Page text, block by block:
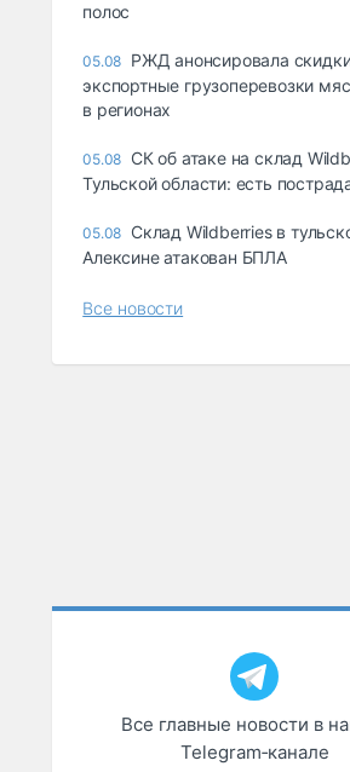
полос
05.08 РЖД анонсировала
экспортные грузоперевозки
в регионах
05.08 СК об атаке на склад
Тульской области: есть
05.08 Склад Wildberries в
Алексине атакован БПЛА
Все новости
Все главные новости в
Telegram‑канале